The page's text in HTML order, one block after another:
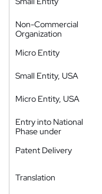
Non-Commercial
Organization
Micro Entity
Small Entity, USA
Micro Entity, USA
Entry into National
Phase under
Patent Delivery
Translation